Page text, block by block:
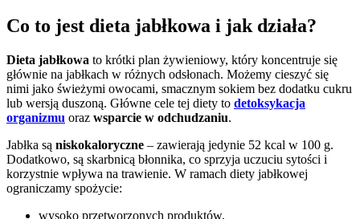
Co to jest dieta jabłkowa i jak działa?
Dieta jabłkowa to krótki plan żywieniowy, który koncentruje się
głównie na jabłkach w różnych odsłonach. Możemy cieszyć się
nimi jako świeżymi owocami, smacznym sokiem bez dodatku cukru
lub wersją duszoną. Główne cele tej diety to detoksykacja
organizmu oraz wsparcie w odchudzaniu.
Jabłka są niskokaloryczne – zawierają jedynie 52 kcal w 100 g.
Dodatkowo, są skarbnicą błonnika, co sprzyja uczuciu sytości i
korzystnie wpływa na trawienie. W ramach diety jabłkowej
ograniczamy spożycie:
wysoko przetworzonych produktów,